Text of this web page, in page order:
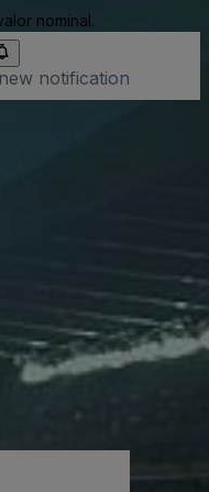
nominal.
notification